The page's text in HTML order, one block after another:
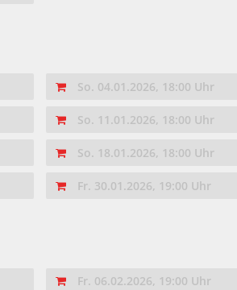
So. 04.01.2026, 18:00 Uhr
So. 11.01.2026, 18:00 Uhr
So. 18.01.2026, 18:00 Uhr
Fr. 30.01.2026, 19:00 Uhr
Fr. 06.02.2026, 19:00 Uhr